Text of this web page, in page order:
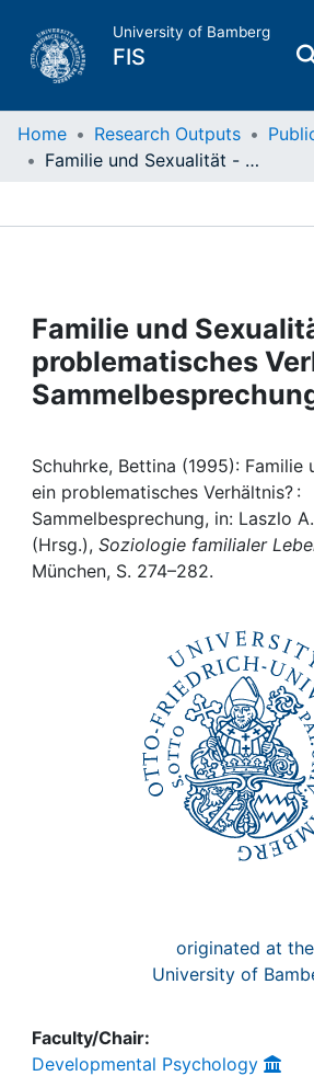
University of Bamberg
FIS
Home
Projects
People
Awards
My FIS
Home Research Outputs
Familie und Sexualität - ein problematisches Verhältnis? : Sammelbesprechung
Familie und
problematisches
Schuhrke, Bettina (1995): Familie
ein problematisches Verhältnis? :
Sammelbesprechung, in: Laszlo
(Hrsg.), Soziologie familialer
München, S. 274–282.
originated at the
University of
Faculty/Chair:
Developmental Psychology